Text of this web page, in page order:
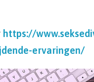
https://
ervaringen/